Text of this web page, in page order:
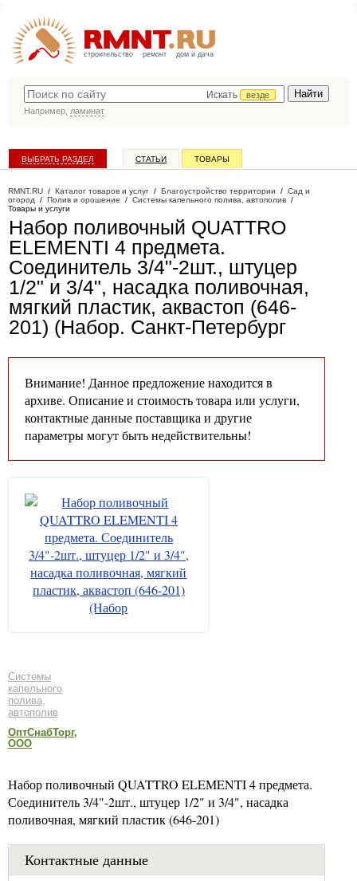
строительство ремонт дом и дача
Искать
везде
Например, ламинат
ВЫБРАТЬ РАЗДЕЛ СТАТЬИ ТОВАРЫ
RMNT.RU / Каталог товаров и услуг / Благоустройство территории / Сад и
огород / Полив и орошение / Системы капельного полива, автополив /
Товары и услуги
Набор поливочный QUATTRO
ELEMENTI 4 предмета.
Соединитель 3/4"-2шт., штуцер
1/2" и 3/4", насадка поливочная,
мягкий пластик, аквастоп (646-
201) (Набор. Санкт-Петербург
Внимание! Данное предложение находится в
архиве. Описание и стоимость товара или услуги,
контактные данные поставщика и другие
параметры могут быть недействительны!
Системы
капельного
полива,
автополив
ОптСнабТорг,
ООО
Набор поливочный QUATTRO ELEMENTI 4 предмета.
Соединитель 3/4"-2шт., штуцер 1/2" и 3/4", насадка
поливочная, мягкий пластик (646-201)
Контактные данные